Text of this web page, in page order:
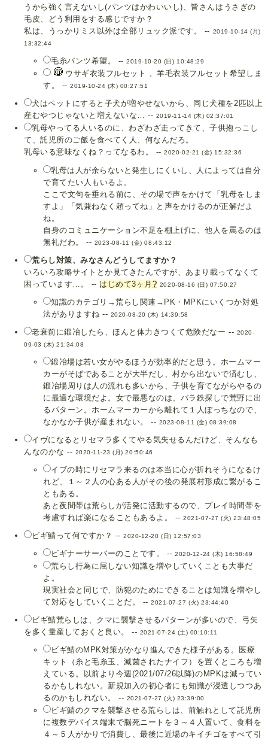
うから強く言えないし(パンツはかわいいし)、皆さんはうさぎの
毛皮、どう利用をする感じですか？
私は、うっかりミス以外は全部リュック派です。 -- 2019-10-14 (月)
13:32:44
毛糸パンツ希望。 --2019-10-20 (日) 10:48:29
ウサギ衣装フルセット 、羊毛衣装フルセット希望しま
す。 --2019-10-24 (木) 00:27:51
犬はペットにすると子犬が増やせないから、同じ犬種を2匹以上
産むやつじゃないと増えないな… -- 2019-11-14 (木) 02:37:01
乳母やってる人いるのに、わざわざ走ってきて、子供抱っこし
て、託児所のご飯を食べてく人、何なんだろ。
乳母いる意味なくね？ってなるわ。 --2020-02-21 (金) 15:32:36
乳母は人が余らないと発生しにくいし、人によっては自分
で育てたい人もいるよ。
ここで文句を垂れる前に、その場で声をかけて「乳母をしま
すよ」「気兼ねなく頼ってね」と声をかけるのが正解だよ
ね。
自身のコミュニケーション不足を棚上げに、他人を罵るのは
無礼だわ。 -- 2023-08-11 (金) 08:43:12
荒らし対策、みなさんどうしてますか？
いろいろ攻略サイトとか見てきたんですが、あまり載ってなくて
困っています…。 -- はじめて3ヶ月 ? 2020-08-16 (日) 07:50:27
知識のカテゴリ→荒らし関連→PK・MPKにいくつか対処
法がありますね -- 2020-08-20 (木) 14:39:58
老衰前に鍛冶したら、ほんと体力きつくて危険だなー -- 2020-
09-03 (木) 21:34:08
鍛冶場は若い女がやるほうが効率的だと思う。ホームマー
カーがそばであることが大半だし、村から出ないで済むし、
鍛冶場周りは人の流れも多いから、子供を育てながらやるの
に最適な環境だよ。女で最悪なのは、バラ鉄探しで荒野に出
るパターン。ホームマーカーから離れて１人ぼっちなので、
なかなか子供が産まれない。 -- 2023-08-11 (金) 08:39:08
イヴになるとリセマラ多くてやる気失せるんだけど、そんなも
んなのかな -- 2020-11-23 (月) 20:50:46
イブの時にリセマラ来るのは本当に心が折れそうになるけ
れど、１～２人の心ある人がその後の発展村形成に繋がるこ
ともある。
あと夜間帯は荒らしが活発に活動するので、プレイ時間帯を
考慮すれば楽になることもあるよ。 --2021-07-27 (火) 23:48:05
ビギ鯖って何ですか？ --2020-12-20 (日) 12:57:03
ビギナーサーバーのことです。 --2020-12-24 (木) 16:58:49
荒らし行為に屈しない知識を増やしていくことも大事だ
よ。
現実社会と同じで、防犯のためにできることは知識を増やし
て対応をしていくことだ。 --2021-07-27 (火) 23:44:40
ビギ鯖荒らしは、クマに襲撃させるパターンが多いので、弓矢
を多く量産しておくと良い。 -- 2021-07-24 (土) 00:10:11
ビギ鯖のMPK対策がかなり進んできた様子がある。医療
キット（糸と毛糸玉、滅菌されたナイフ）を置くところも増
えている。以前より今週(2021/07/26以降)のMPKは減ってい
るかもしれない。新規加入の初心者にも知識が浸透しつつあ
るのかもしれない。 -- 2021-07-27 (火) 23:39:00
ビギ鯖のクマを襲撃させる荒らしは、前触れとして託児所
に複数デバイス端末で脳死ニートを３～４人置いて、食料を
４～５人がかりで消費し、最後に近場のキイチゴをすべて引